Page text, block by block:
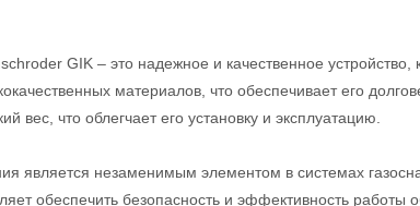
GIK – это надежное и качественное устройство,
материалов, что обеспечивает его
вес, что облегчает его установку и эксплуатацию.
является незаменимым элементом в системах
обеспечить безопасность и эффективность работы